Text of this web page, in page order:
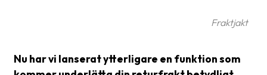
documents
Fraktjakt
Nu har vi lanserat ytterligare en funktion som